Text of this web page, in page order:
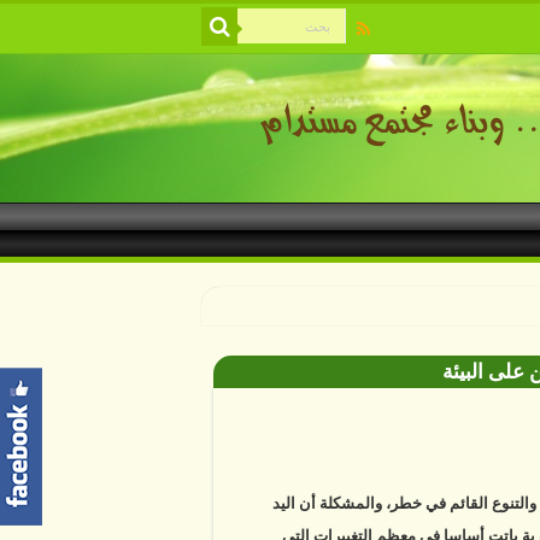
على البيئة
دراسات علمية تكشف أن خمسة عشر في